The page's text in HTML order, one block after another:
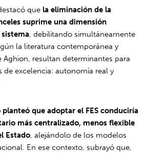
que la eliminación de la
suprime una dimensión
, debilitando simultáneamente
la literatura contemporánea y
resultan determinantes para
de excelencia: autonomía real y
planteó que adoptar el FES conduciría
más centralizado, menos flexible
Estado , alejándolo de los modelos
En ese contexto, subrayó que,